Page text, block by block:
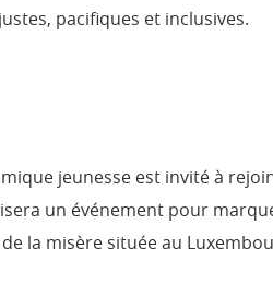
pacifiques et inclusives.
jeunesse est invité à
un événement pour
la misère située au